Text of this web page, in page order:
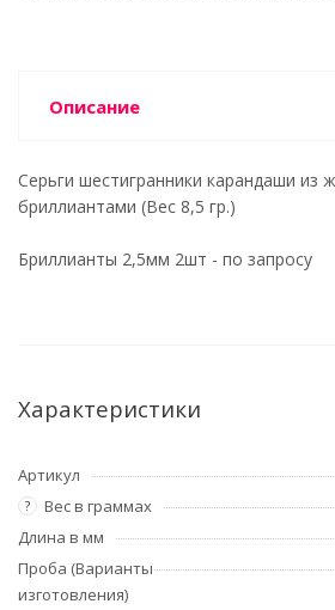
Описание
Серьги шестигранники карандаши из
бриллиантами (Вес 8,5 гр.)
Бриллианты 2,5мм 2шт - по запросу
Характеристики
Артикул
? Вес в граммах
Длина в мм
Проба (Варианты
изготовления)